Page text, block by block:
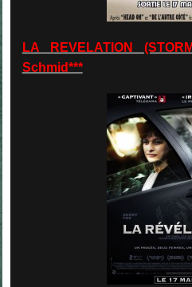
LA REVELATION
Schmid***